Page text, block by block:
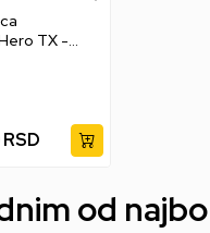
TX -
RSD
od